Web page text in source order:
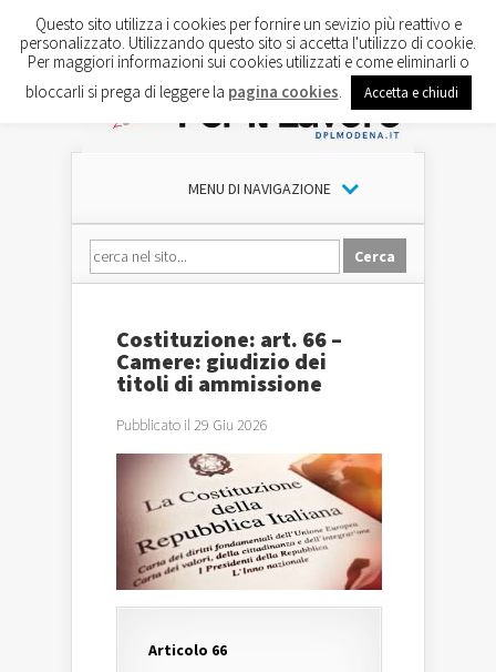
MENU DI NAVIGAZIONE
Costituzione: art. 66 –
Camere: giudizio dei
titoli di ammissione
Pubblicato il 29 Giu 2026
Articolo 66
Questo sito utilizza i cookies per fornire un sevizio più reattivo e
personalizzato. Utilizzando questo sito si accetta l'utilizzo di cookie.
Per maggiori informazioni sui cookies utilizzati e come eliminarli o
bloccarli si prega di leggere la pagina cookies Accetta e chiudi